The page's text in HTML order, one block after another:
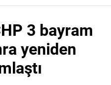
3 bayram
yeniden